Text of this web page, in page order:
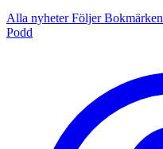
Alla nyheterFöljerBokmärken
Podd